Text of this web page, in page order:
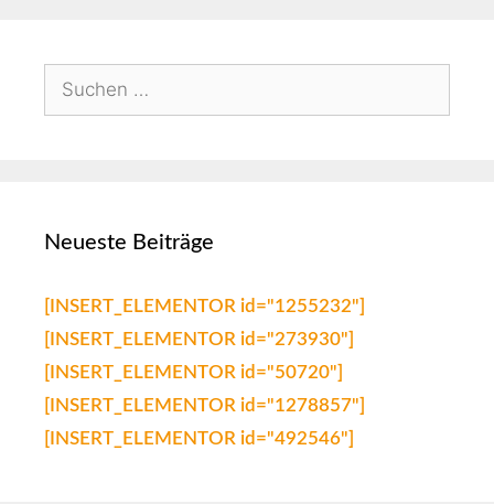
Neueste Beiträge
[INSERT_ELEMENTOR id="1255232"]
[INSERT_ELEMENTOR id="273930"]
[INSERT_ELEMENTOR id="50720"]
[INSERT_ELEMENTOR id="1278857"]
[INSERT_ELEMENTOR id="492546"]